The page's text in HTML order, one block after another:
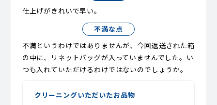
仕上げがきれいで早い。
不満な点
不満というわけではありませんが、今回返送された箱
の中に、リネットバッグが入っていませんでした。い
つも入れていただけるわけではないのでしょうか。
クリーニングいただいたお品物